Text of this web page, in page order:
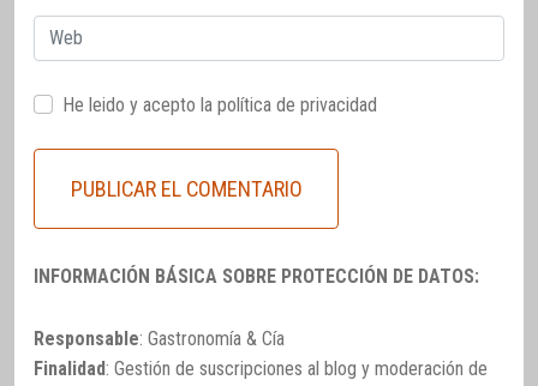
Web
He leido y acepto la política de privacidad
INFORMACIÓN BÁSICA SOBRE PROTECCIÓN DE DATOS:
Responsable: Gastronomía & Cía
Finalidad: Gestión de suscripciones al blog y moderación de